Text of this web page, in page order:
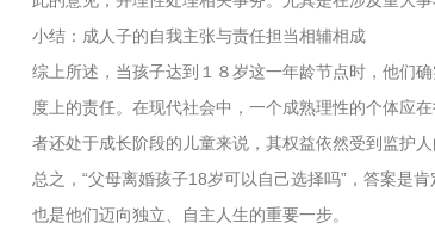
小结：成人子的自我主张与责任担当相辅相成
综上所述，当孩子达到１８岁这一年龄节点时，他们
度上的责任。在现代社会中，一个成熟理性的个体应
者还处于成长阶段的儿童来说，其权益依然受到监护
总之，“父母离婚孩子18岁可以自己选择吗”，答案是
也是他们迈向独立、自主人生的重要一步。